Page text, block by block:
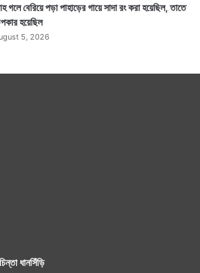
গলে বেরিয়ে পড়া পাহাড়ের গায়ে সাদা রং করা হয়েছিল, তাতে
হয়েছিল
5, 2026
ধানসিঁড়ি